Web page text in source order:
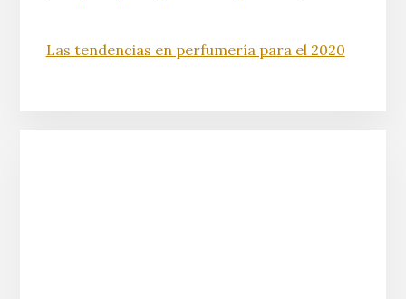
Las tendencias en perfumería para el 2020